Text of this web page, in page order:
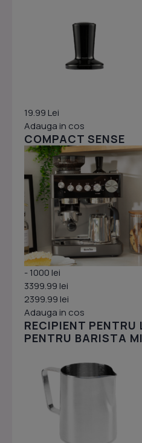
19.99 Lei
Adauga in cos
COMPACT SENSE
- 1000 lei
3399.99 lei
2399.99 lei
Adauga in cos
RECIPIENT
PENTRU BARISTA